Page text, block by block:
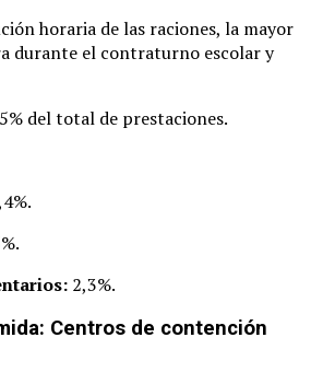
horaria de las raciones, la mayor
durante el contraturno escolar y
del total de prestaciones.
2,3%.
Centros de contención